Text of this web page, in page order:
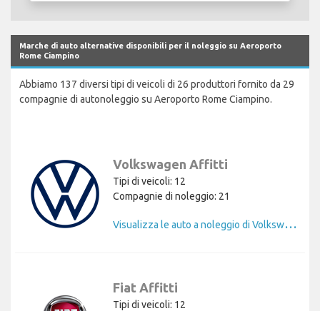
Marche di auto alternative disponibili per il noleggio su Aeroporto
Rome Ciampino
Abbiamo 137 diversi tipi di veicoli di 26 produttori fornito da 29
compagnie di autonoleggio su Aeroporto Rome Ciampino.
Volkswagen Affitti
Tipi di veicoli: 12
Compagnie di noleggio: 21
V
isualizza le auto a noleggio di Volkswagen
Fiat Affitti
Tipi di veicoli: 12